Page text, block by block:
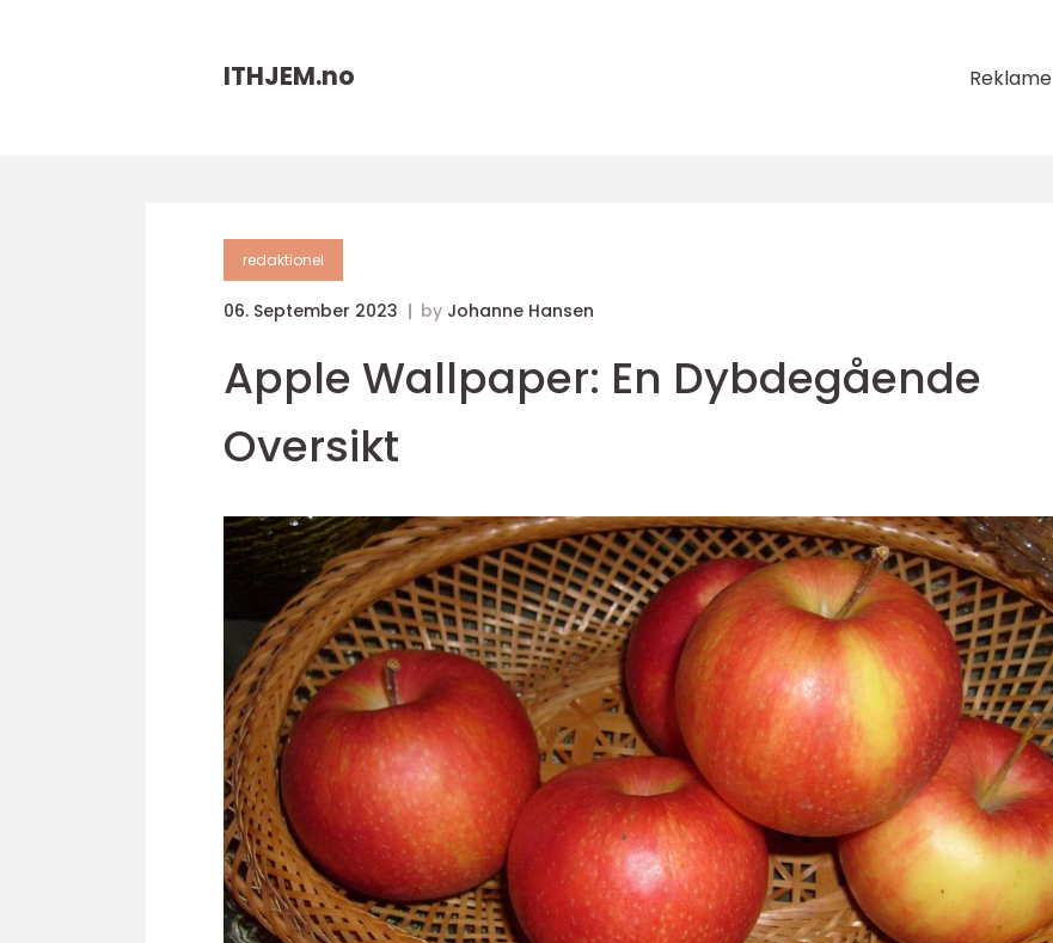
ITHJEM.no Reklame
redaktionel
06. September 2023 by Johanne Hansen
Apple Wallpaper: En Dybdegående
Oversikt